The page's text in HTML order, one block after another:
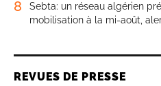
8
Sebta: un réseau algérien
mobilisation à la mi-août,
REVUES DE PRESSE